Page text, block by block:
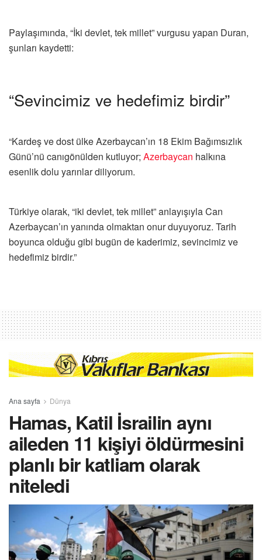
Paylaşımında, “İki devlet, tek millet” vurgusu yapan Duran,
şunları kaydetti:
“Sevincimiz ve hedefimiz birdir”
“Kardeş ve dost ülke Azerbaycan’ın 18 Ekim Bağımsızlık
Günü’nü canıgönülden kutluyor; Azerbaycan halkına
esenlik dolu yarınlar diliyorum.
Türkiye olarak, “iki devlet, tek millet” anlayışıyla Can
Azerbaycan’ın yanında olmaktan onur duyuyoruz. Tarih
boyunca olduğu gibi bugün de kaderimiz, sevincimiz ve
hedefimiz birdir.”
Ana sayfa Dünya
Hamas, Katil İsrailin aynı
aileden 11 kişiyi öldürmesini
planlı bir katliam olarak
niteledi